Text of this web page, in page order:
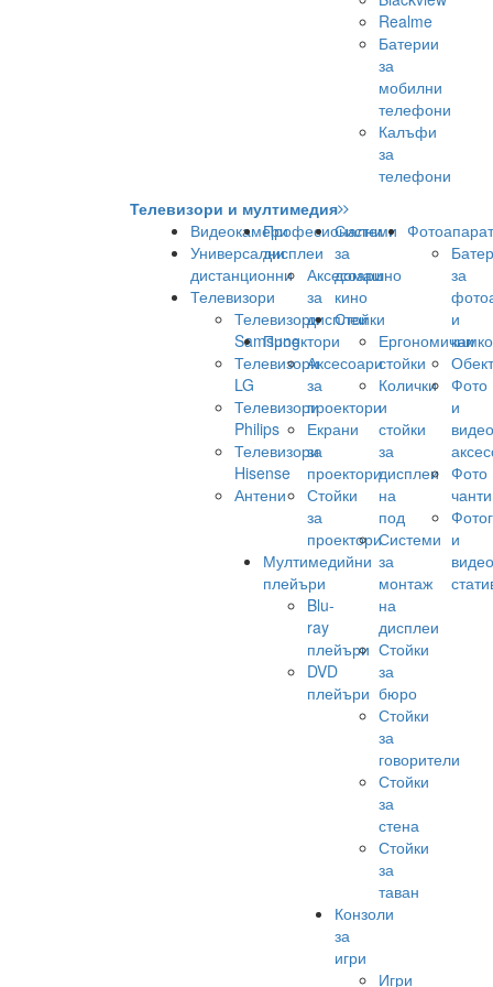
Realme
Батерии
за
мобилни
телефони
Калъфи
за
телефони
Телевизори и мултимедия
Видеокамери
Универсални
дистанционни
Телевизори
Телевизори
Samsung
Телевизори
LG
Телевизори
Philips
Телевизори
Hisense
Антени
Професионални
дисплеи
Аксесоари
за
дисплеи
Проектори
Аксесоари
за
проектори
Екрани
за
проектори
Стойки
за
проектори
Мултимедийни
плейъри
Blu-
ray
плейъри
DVD
плейъри
Системи
за
домашно
кино
Стойки
Ергономични
стойки
Колички
и
стойки
за
дисплеи
на
под
Системи
за
монтаж
на
дисплеи
Стойки
за
бюро
Стойки
за
говорители
Стойки
за
стена
Стойки
за
таван
Конзоли
за
игри
Игри
за
и
Фото
и
видео
Фото
чанти
и
видео